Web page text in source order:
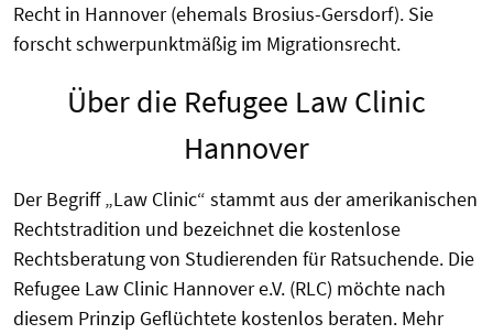
Recht in Hannover (ehemals Brosius-Gersdorf). Sie
forscht schwerpunktmäßig im Migrationsrecht.
Über die Refugee Law Clinic
Hannover
Der Begriff „Law Clinic“ stammt aus der amerikanischen
Rechtstradition und bezeichnet die kostenlose
Rechtsberatung von Studierenden für Ratsuchende. Die
Refugee Law Clinic Hannover e.V. (RLC) möchte nach
diesem Prinzip Geflüchtete kostenlos beraten. Mehr